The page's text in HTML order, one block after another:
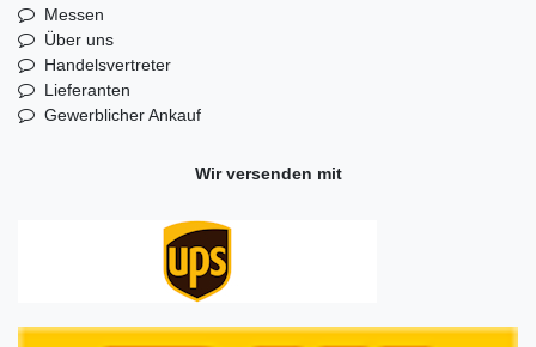
Messen
Über uns
Handelsvertreter
Lieferanten
Gewerblicher Ankauf
Wir versenden mit